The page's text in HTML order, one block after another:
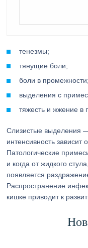
тенезмы;
тянущие боли;
боли в промежности;
выделения с
тяжесть и жжение в
Слизистые выделения
интенсивность зависит
Патологические
и когда от жидкого
появляется
Распространение
кишке приводит к